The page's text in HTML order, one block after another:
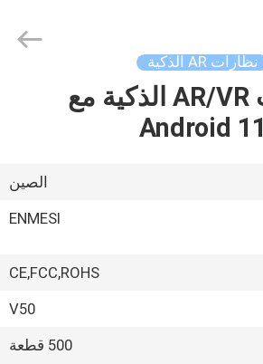
نظارات AR الذكية
نظارات AR/VR الذكية مع
Android 11
الصين
ENMESI
CE,FCC,ROHS
V50
500 قطعة